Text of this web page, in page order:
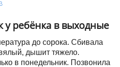
3
у ребёнка в выходные
до сорока. Сбивала
дышит тяжело.
в понедельник. Позвонила